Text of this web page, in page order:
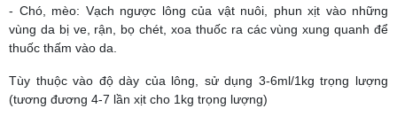
- Chó, mèo: Vạch ngược lông của vật nuôi, phun xịt vào những
vùng da bị ve, rận, bọ chét, xoa thuốc ra các vùng xung quanh để
thuốc thấm vào da.
Tùy thuộc vào độ dày của lông, sử dụng 3-6ml/1kg trọng lượng
(tương đương 4-7 lần xịt cho 1kg trọng lượng)